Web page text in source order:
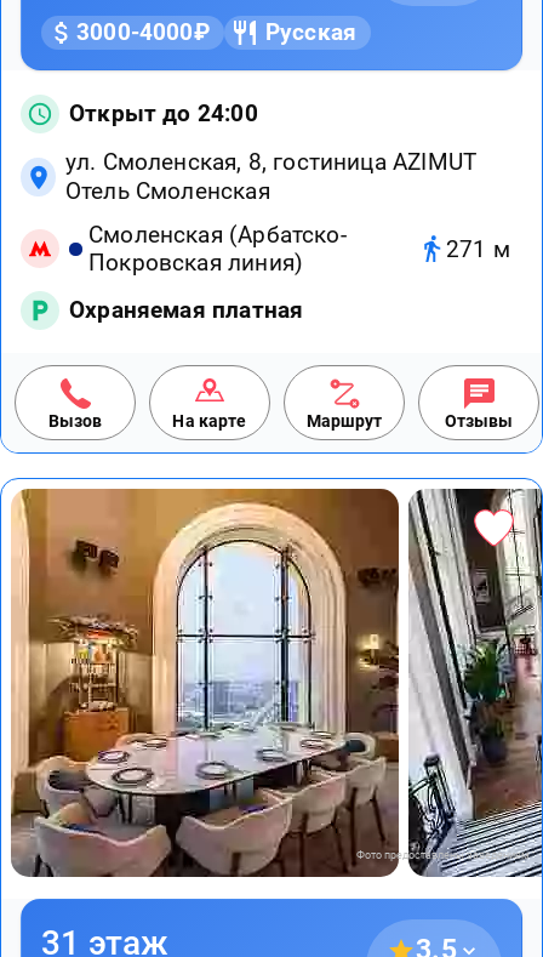
3000-4000₽ Русская
Открыт до 24:00
ул. Смоленская, 8, гостиница AZIMUT
Отель Смоленская
Смоленская (Арбатско-
Покровская линия)
271 м
Охраняемая платная
Вызов На карте Маршрут Отзывы
Фото предоставлены заведением
31 этаж